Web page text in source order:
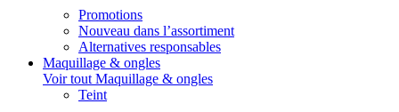
Promotions
Nouveau dans l’assortiment
Alternatives responsables
Maquillage & ongles
Voir tout Maquillage & ongles
Teint